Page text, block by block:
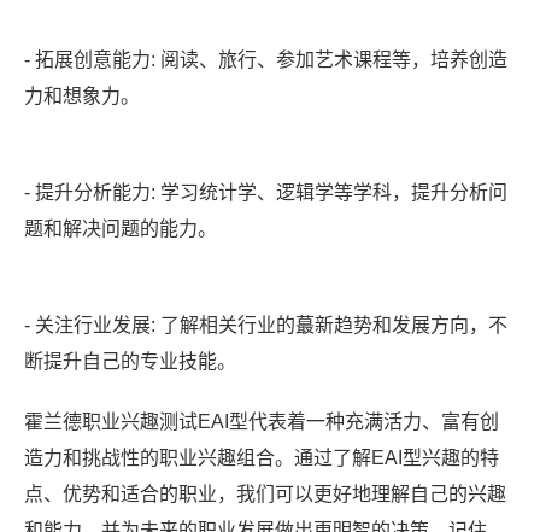
- 拓展创意能力: 阅读、旅行、参加艺术课程等，培养创造
力和想象力。
- 提升分析能力: 学习统计学、逻辑学等学科，提升分析问
题和解决问题的能力。
- 关注行业发展: 了解相关行业的蕞新趋势和发展方向，不
断提升自己的专业技能。
霍兰德职业兴趣测试EAI型代表着一种充满活力、富有创
造力和挑战性的职业兴趣组合。通过了解EAI型兴趣的特
点、优势和适合的职业，我们可以更好地理解自己的兴趣